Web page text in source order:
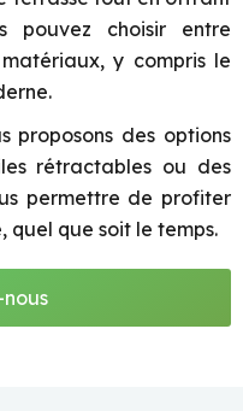
pouvez choisir entre
y compris le
proposons des options
rétractables ou des
permettre de profiter
quel que soit le temps.